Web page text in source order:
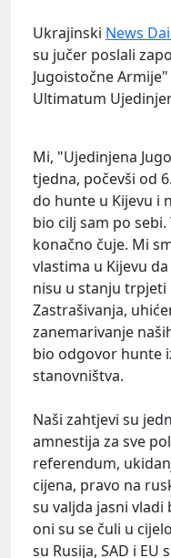
Ukrajinski News
su jučer poslali
Jugoistočne Armije"
Ultimatum
Mi, "Ujedinjena
tjedna, počevši od
do hunte u Kijevu i
bio cilj sam po
konačno čuje. Mi
vlastima u Kijevu
nisu u stanju trpjeti
Zastrašivanja,
zanemarivanje
bio odgovor hunte
stanovništva.
Naši zahtjevi su
amnestija za sve
referendum,
cijena, pravo na
su valjda jasni vladi
oni su se čuli u
su Rusija, SAD i